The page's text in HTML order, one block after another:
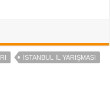
ISTANBUL IL YARIŞMASI